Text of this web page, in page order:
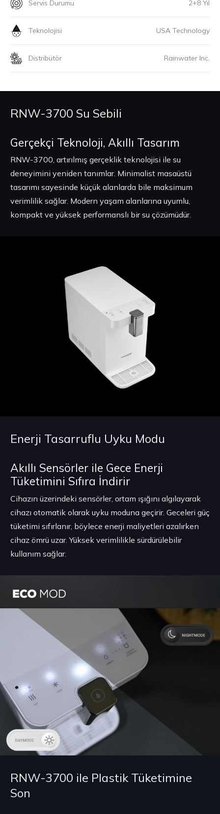
Servis Durumu 2+8 Yıl
Teknolojisi USA Technology
Distribütör Rainwater Inc.
RNW-3700 Su Sebili
Gerçekçi Teknoloji, Akıllı Tasarım
RNW-3700, artırılmış gerçeklik teknolojisi ile su
deneyimini yeniden tanımlar. Minimalist masaüstü
tasarımı sayesinde küçük alanlarda bile maksimum
verimlilik sağlar. Modern yaşam alanlarına uyumlu,
kompakt ve yüksek performanslı bir su çözümüdür.
Enerji Tasarruflu Uyku Modu
Akıllı Sensörler ile Gece Enerji
Tüketimini Sıfıra İndirir
Cihazın üzerindeki sensörler, ortam ışığını algılayarak
cihazı otomatik olarak uyku moduna geçirir. Geceleri güç
tüketimi sıfırlanır, böylece enerji maliyetleri azalırken
cihaz ömrü uzar. Yüksek verimlilikle sürdürülebilir
kullanım sağlar.
RNW-3700 ile Plastik Tüketimine
Son